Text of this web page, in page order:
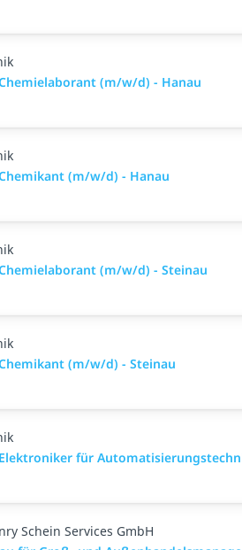
(m/w/d) - Hanau
(m/w/d) - Hanau
(m/w/d) - Steinau
(m/w/d) - Steinau
für
Schein Services GmbH